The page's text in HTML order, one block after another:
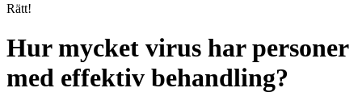
Rätt!
Hur mycket virus har personer
med effektiv behandling?